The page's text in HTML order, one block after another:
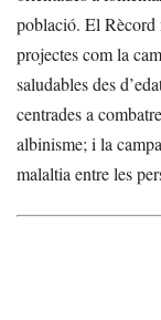
població. El Rècord
projectes com la
saludables des
centrades a
albinisme; i la
malaltia entre les